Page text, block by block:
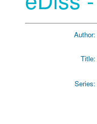
Author:
Title:
Series: